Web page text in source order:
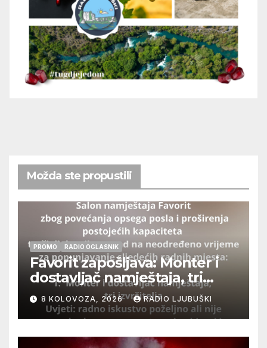
Možda ste propustili
PROMO RADIO OGLASNIK
Favorit zapošljava: Monter i
dostavljač namještaja, tri
izvršitelja
8 KOLOVOZA, 2026 RADIO LJUBUŠKI